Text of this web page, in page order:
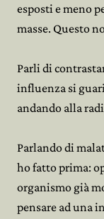
esposti e meno
masse. Questo
Parli di
influenza si
andando alla
Parlando di
ho fatto prima:
organismo già
pensare ad una